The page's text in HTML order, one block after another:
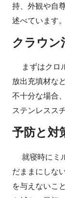
持、外観や自
述べています。
クラウン
まずはクロ
放出充填材な
不十分な場合
ステンレスス
予防と対
就寝時にミ
だままにしな
を与えないこ